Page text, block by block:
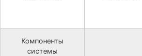
Компоненты
системы